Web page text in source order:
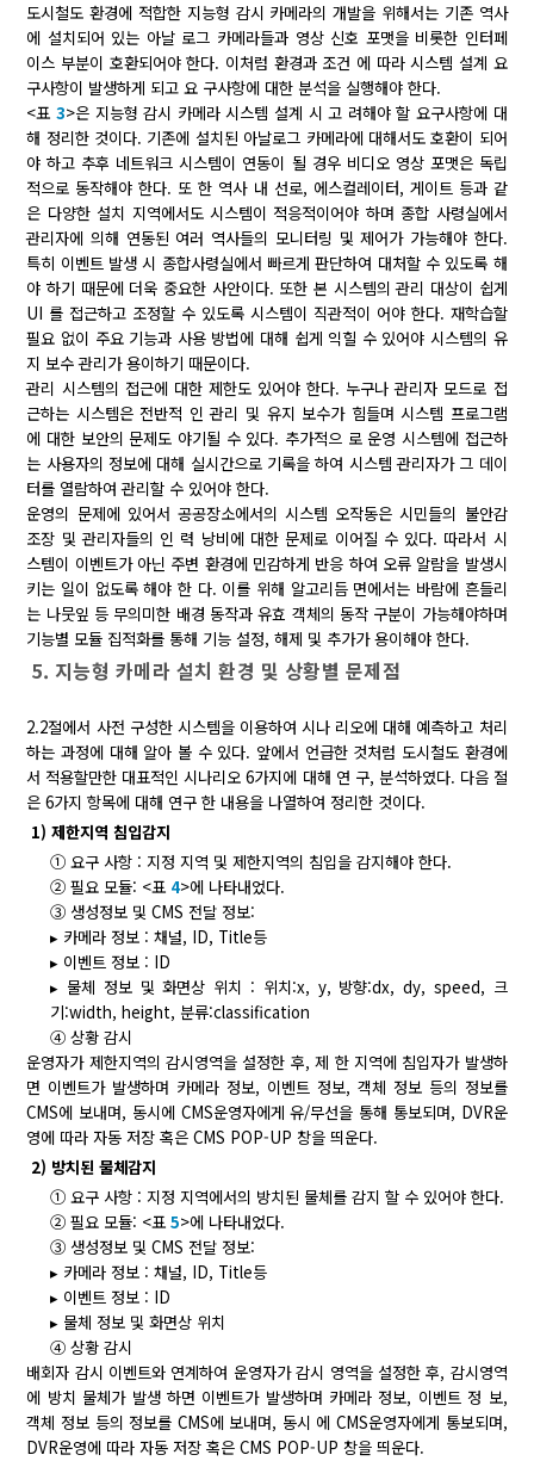
도시철도 환경에 적합한 지능형 감시 카메라의 개발을 위해서는 기존 역사
에 설치되어 있는 아날 로그 카메라들과 영상 신호 포맷을 비롯한 인터페
이스 부분이 호환되어야 한다. 이처럼 환경과 조건 에 따라 시스템 설계 요
구사항이 발생하게 되고 요 구사항에 대한 분석을 실행해야 한다.
<표3>은 지능형 감시 카메라 시스템 설계 시 고 려해야 할 요구사항에 대
해 정리한 것이다. 기존에 설치된 아날로그 카메라에 대해서도 호환이 되어
야 하고 추후 네트워크 시스템이 연동이 될 경우 비디오 영상 포맷은 독립
적으로 동작해야 한다. 또 한 역사 내 선로, 에스컬레이터, 게이트 등과 같
은 다양한 설치 지역에서도 시스템이 적응적이어야 하며 종합 사령실에서
관리자에 의해 연동된 여러 역사들의 모니터링 및 제어가 가능해야 한다.
특히 이벤트 발생 시 종합사령실에서 빠르게 판단하여 대처할 수 있도록 해
야 하기 때문에 더욱 중요한 사안이다. 또한 본 시스템의 관리 대상이 쉽게
UI 를 접근하고 조정할 수 있도록 시스템이 직관적이 어야 한다. 재학습할
필요 없이 주요 기능과 사용 방법에 대해 쉽게 익힐 수 있어야 시스템의 유
지 보수 관리가 용이하기 때문이다.
관리 시스템의 접근에 대한 제한도 있어야 한다. 누구나 관리자 모드로 접
근하는 시스템은 전반적 인 관리 및 유지 보수가 힘들며 시스템 프로그램
에 대한 보안의 문제도 야기될 수 있다. 추가적으 로 운영 시스템에 접근하
는 사용자의 정보에 대해 실시간으로 기록을 하여 시스템 관리자가 그 데이
터를 열람하여 관리할 수 있어야 한다.
운영의 문제에 있어서 공공장소에서의 시스템 오작동은 시민들의 불안감
조장 및 관리자들의 인 력 낭비에 대한 문제로 이어질 수 있다. 따라서 시
스템이 이벤트가 아닌 주변 환경에 민감하게 반응 하여 오류 알람을 발생시
키는 일이 없도록 해야 한 다. 이를 위해 알고리듬 면에서는 바람에 흔들리
는 나뭇잎 등 무의미한 배경 동작과 유효 객체의 동작 구분이 가능해야하며
기능별 모듈 집적화를 통해 기능 설정, 해제 및 추가가 용이해야 한다.
5. 지능형 카메라 설치 환경 및 상황별 문제점
2.2절에서 사전 구성한 시스템을 이용하여 시나 리오에 대해 예측하고 처리
하는 과정에 대해 알아 볼 수 있다. 앞에서 언급한 것처럼 도시철도 환경에
서 적용할만한 대표적인 시나리오 6가지에 대해 연 구, 분석하였다. 다음 절
은 6가지 항목에 대해 연구 한 내용을 나열하여 정리한 것이다.
1) 제한지역 침입감지
① 요구 사항 : 지정 지역 및 제한지역의 침입을 감지해야 한다.
② 필요 모듈: <표 4>에 나타내었다.
③ 생성정보 및 CMS 전달 정보:
▸ 카메라 정보 : 채널, ID, Title등
▸ 이벤트 정보 : ID
▸ 물체 정보 및 화면상 위치 : 위치:x, y, 방향:dx, dy, speed, 크
기:width, height, 분류:classification
④ 상황 감시
운영자가 제한지역의 감시영역을 설정한 후, 제 한 지역에 침입자가 발생하
면 이벤트가 발생하며 카메라 정보, 이벤트 정보, 객체 정보 등의 정보를
CMS에 보내며, 동시에 CMS운영자에게 유/무선을 통해 통보되며, DVR운
영에 따라 자동 저장 혹은 CMS POP-UP 창을 띄운다.
2) 방치된 물체감지
① 요구 사항 : 지정 지역에서의 방치된 물체를 감지 할 수 있어야 한다.
② 필요 모듈: <표5>에 나타내었다.
③ 생성정보 및 CMS 전달 정보:
▸ 카메라 정보 : 채널, ID, Title등
▸ 이벤트 정보 : ID
▸ 물체 정보 및 화면상 위치
④ 상황 감시
배회자 감시 이벤트와 연계하여 운영자가 감시 영역을 설정한 후, 감시영역
에 방치 물체가 발생 하면 이벤트가 발생하며 카메라 정보, 이벤트 정 보,
객체 정보 등의 정보를 CMS에 보내며, 동시 에 CMS운영자에게 통보되며,
DVR운영에 따라 자동 저장 혹은 CMS POP-UP 창을 띄운다.